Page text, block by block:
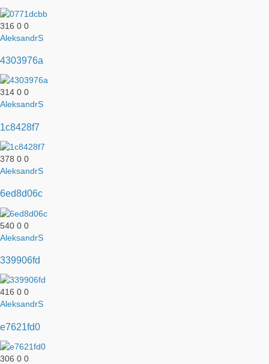
316 0 0
AleksandrS
4303976a
314 0 0
AleksandrS
1c8428f7
378 0 0
AleksandrS
6ed8d06c
540 0 0
AleksandrS
339906fd
416 0 0
AleksandrS
e7621fd0
306 0 0